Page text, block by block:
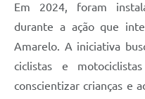
Em 2024, foram
durante a ação que
Amarelo. A iniciativa
ciclistas e
conscientizar crianças e